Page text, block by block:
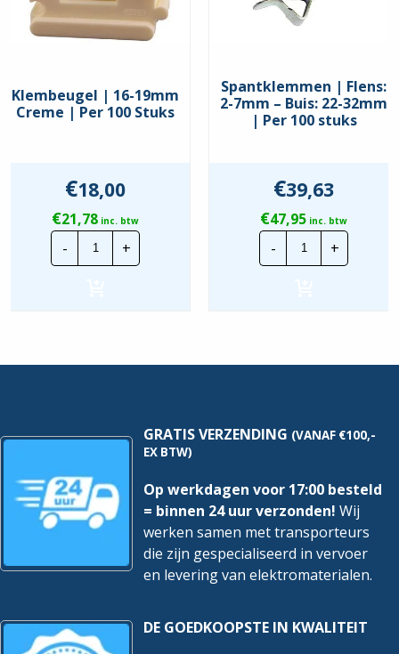
Klembeugel | 16-19mm
Creme | Per 100 Stuks
€18,00
€21,78 inc. btw
-
Klembeugel
|
16-
hoeveelheid
+
Spantklemmen | Flens:
2-7mm – Buis: 22-32mm
| Per 100 stuks
€39,63
€47,95 inc. btw
- |
Flens:
|
+
GRATIS VERZENDING (VANAF €100,-
EX BTW)
Op werkdagen voor 17:00 besteld
= binnen 24 uur verzonden! Wij
werken samen met transporteurs
die zijn gespecialiseerd in vervoer
en levering van elektromaterialen.
DE GOEDKOOPSTE IN KWALITEIT